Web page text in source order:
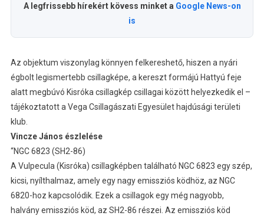
A legfrissebb hírekért kövess minket a Google News-on
is
Az objektum viszonylag könnyen felkereshető, hiszen a nyári
égbolt legismertebb csillagképe, a kereszt formájú Hattyú feje
alatt megbúvó Kisróka csillagkép csillagai között helyezkedik el –
tájékoztatott a Vega Csillagászati Egyesület hajdúsági területi
klub.
Vincze János észlelése
“NGC 6823 (SH2-86)
A Vulpecula (Kisróka) csillagképben található NGC 6823 egy szép,
kicsi, nyílthalmaz, amely egy nagy emissziós ködhöz, az NGC
6820-hoz kapcsolódik. Ezek a csillagok egy még nagyobb,
halvány emissziós köd, az SH2-86 részei. Az emissziós köd